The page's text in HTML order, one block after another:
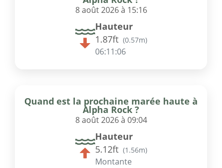
8 août 2026 à 15:16
Hauteur
1.87ft (0.57m)
06:11:06
Quand est la prochaine marée haute à
Alpha Rock ?
8 août 2026 à 09:04
Hauteur
5.12ft (1.56m)
Montante